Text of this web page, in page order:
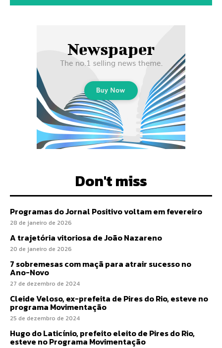
Don't miss
Programas do Jornal Positivo voltam em fevereiro
28 de janeiro de 2026
A trajetória vitoriosa de João Nazareno
20 de janeiro de 2026
7 sobremesas com maçã para atrair sucesso no
Ano-Novo
27 de dezembro de 2024
Cleide Veloso, ex-prefeita de Pires do Rio, esteve no
programa Movimentação
25 de dezembro de 2024
Hugo do Laticínio, prefeito eleito de Pires do Rio,
esteve no Programa Movimentação